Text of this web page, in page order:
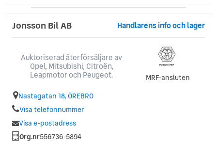
Jonsson Bil AB Handlarens info och lager
Auktoriserad återförsäljare av
Opel, Mitsubishi, Citroën,
Leapmotor och Peugeot.
MRF-ansluten
Nastagatan 18, ÖREBRO
Visa telefonnummer
Visa e-postadress
Org.nr556736-5894